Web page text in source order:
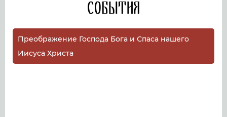
События
Преображение Господа Бога и Спаса нашего
Иисуса Христа